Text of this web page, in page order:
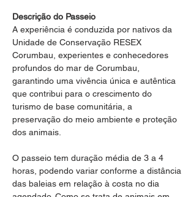
Descrição do Passeio
A experiência é conduzida por nativos da
Unidade de Conservação RESEX
Corumbau, experientes e conhecedores
profundos do mar de Corumbau,
garantindo uma vivência única e autêntica
que contribui para o crescimento do
turismo de base comunitária, a
preservação do meio ambiente e proteção
dos animais.
O passeio tem duração média de 3 a 4
horas, podendo variar conforme a distância
das baleias em relação à costa no dia